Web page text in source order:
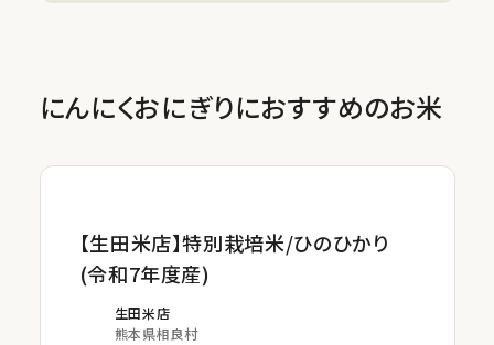
にんにくおにぎりにおすすめのお米
【生田米店】特別栽培米/ひのひかり
(令和7年度産)
生田米店
熊本県相良村